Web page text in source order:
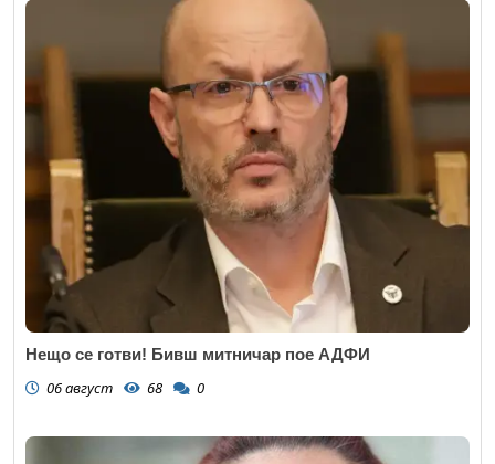
Нещо се готви! Бивш митничар пое АДФИ
06 август 68 0